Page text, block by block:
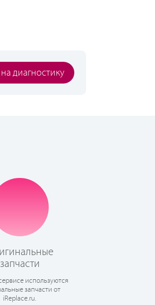
диагностику
запчасти
используются
запчасти от
iReplace.ru.